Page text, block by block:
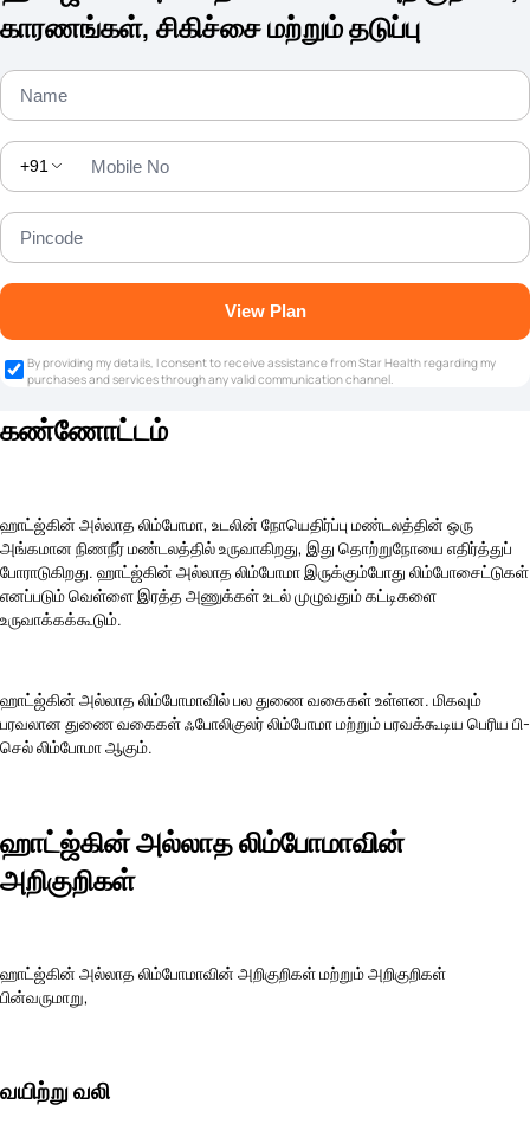
காரணங்கள், சிகிச்சை மற்றும் தடுப்பு
+91
View Plan
By providing my details, I consent to receive assistance from Star Health regarding my
purchases and services through any valid communication channel.
கண்ணோட்டம்
ஹாட்ஜ்கின் அல்லாத லிம்போமா, உடலின் நோயெதிர்ப்பு மண்டலத்தின் ஒரு
அங்கமான நிணநீர் மண்டலத்தில் உருவாகிறது, இது தொற்றுநோயை எதிர்த்துப்
போராடுகிறது. ஹாட்ஜ்கின் அல்லாத லிம்போமா இருக்கும்போது லிம்போசைட்டுகள்
எனப்படும் வெள்ளை இரத்த அணுக்கள் உடல் முழுவதும் கட்டிகளை
உருவாக்கக்கூடும்.
ஹாட்ஜ்கின் அல்லாத லிம்போமாவில் பல துணை வகைகள் உள்ளன. மிகவும்
பரவலான துணை வகைகள் ஃபோலிகுலர் லிம்போமா மற்றும் பரவக்கூடிய பெரிய பி-
செல் லிம்போமா ஆகும்.
ஹாட்ஜ்கின் அல்லாத லிம்போமாவின்
அறிகுறிகள்
ஹாட்ஜ்கின் அல்லாத லிம்போமாவின் அறிகுறிகள் மற்றும் அறிகுறிகள்
பின்வருமாறு,
வயிற்று வலி